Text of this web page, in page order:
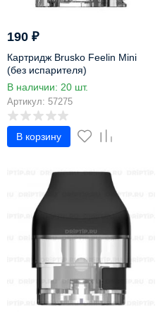
190 ₽
Картридж Brusko Feelin Mini
(без испарителя)
В наличии: 20 шт.
Артикул: 57275
В корзину